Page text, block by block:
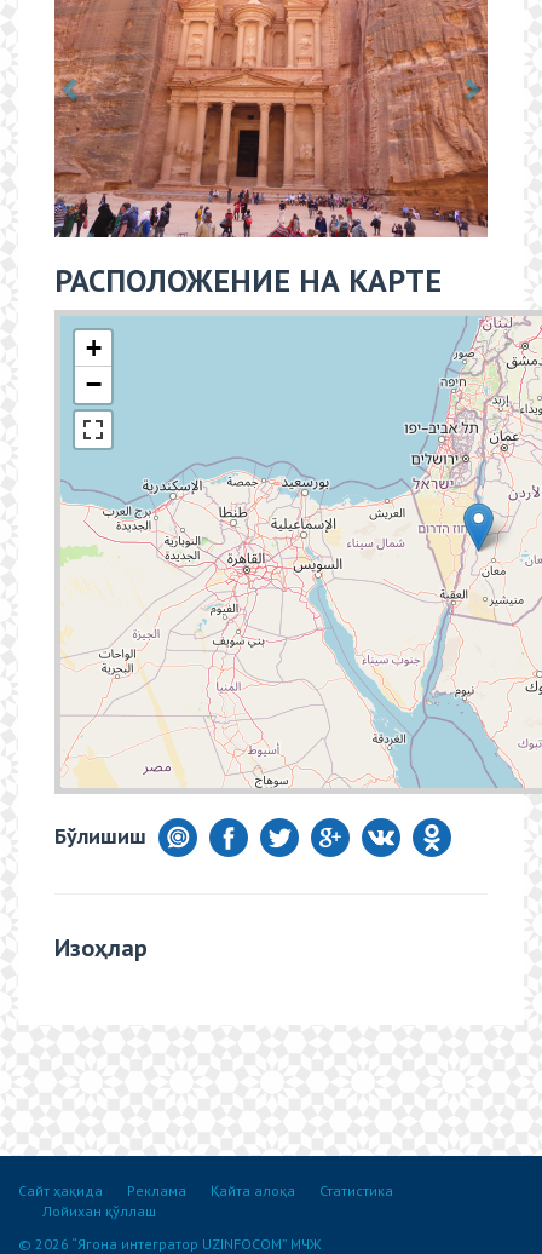
РАСПОЛОЖЕНИЕ НА КАРТЕ
+
−
Бўлишиш
Изоҳлар
Сайт ҳақида Реклама Қайта алоқа
Статистика
Лойихан қўллаш
© 2026 “Ягона интегратор UZINFOCOM” МЧЖ